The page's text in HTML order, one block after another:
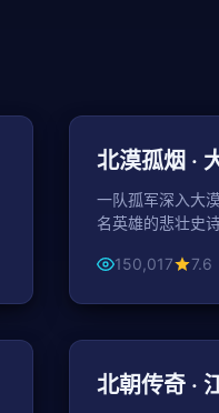
古装
北漠孤烟 ·
一队孤军深入大
名英雄的悲壮史诗
150,017 7.6
古装
北朝传奇 ·